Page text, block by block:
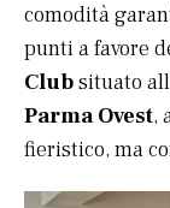
comodità
punti a favore
Clubsituato
Parma Ovest,
fieristico, ma